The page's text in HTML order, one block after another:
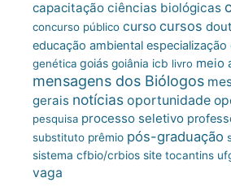
capacitação ciências biológicas
concurso público curso cursos
educação ambiental especialização
genética goiás goiânia icb livro meio
mensagens dos Biólogos
gerais notícias oportunidade
pesquisa processo seletivo
substituto prêmio pós-graduação
sistema cfbio/crbios site tocantins
vaga